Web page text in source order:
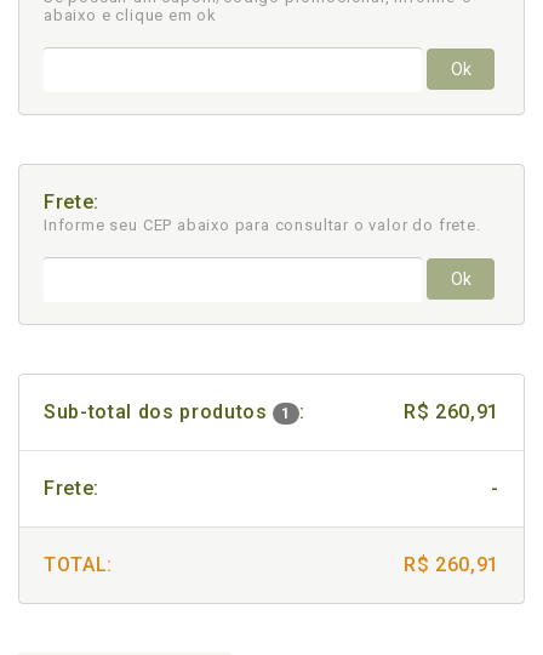
abaixo e clique em ok
Ok
Frete:
Informe seu CEP abaixo para consultar o valor do frete.
Ok
Sub-total dos produtos 1 : R$ 260,91
Frete: -
TOTAL: R$ 260,91